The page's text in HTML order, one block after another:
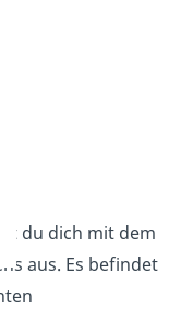
du dich mit dem
aus. Es befindet